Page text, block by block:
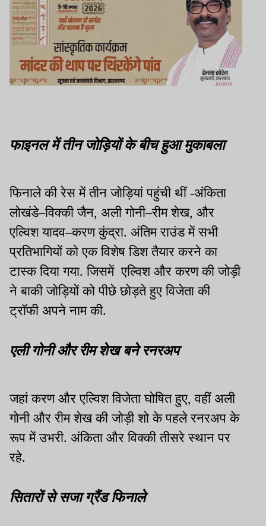
फाइनल में तीन जोड़ियों के बीच हुआ मुकाबला
फिनाले की रेस में तीन जोड़ियां पहुंची थीं -अंकिता
लोखंडे–विक्की जैन, अली गोनी–रीम शेख, और
एल्विश यादव–करण कुंद्रा. अंतिम राउंड में सभी
प्रतिभागियों को एक विशेष डिश तैयार करने का
टास्क दिया गया. जिसमें एल्विश और करण की जोड़ी
ने बाकी जोड़ियों को पीछे छोड़ते हुए विजेता की
ट्रॉफी अपने नाम की.
एली गोनी और रीम शेख बने रनरअप
जहां करण और एल्विश विजेता घोषित हुए, वहीं अली
गोनी और रीम शेख की जोड़ी शो के पहले रनरअप के
रूप में उभरी. अंकिता और विक्की तीसरे स्थान पर
रहे.
सितारों से सजा ग्रैंड फिनाले